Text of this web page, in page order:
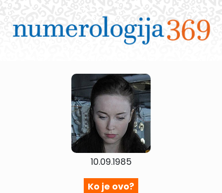
10.09.1985
Ko je ovo?